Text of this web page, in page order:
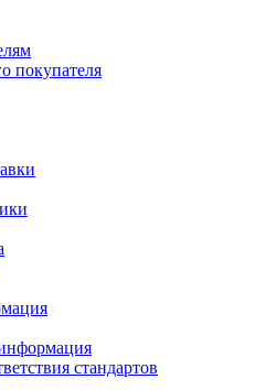
покупателя
стандартов